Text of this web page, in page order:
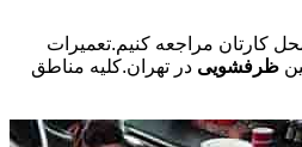
کارتان مراجعه کنیم.تعمیرات
ظرفشویی در تهران.کلیه مناطق